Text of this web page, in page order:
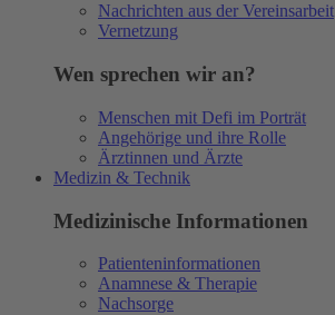
Nachrichten aus der Vereinsarbeit
Vernetzung
Wen sprechen wir an?
Menschen mit Defi im Porträt
Angehörige und ihre Rolle
Ärztinnen und Ärzte
Medizin & Technik
Medizinische Informationen
Patienteninformationen
Anamnese & Therapie
Nachsorge